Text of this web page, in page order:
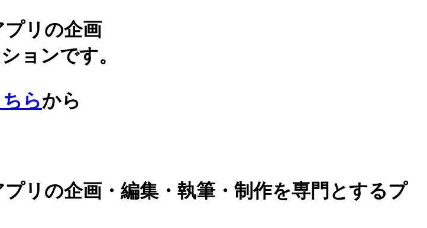
リの企画
ョンです。
らから
リの企画・編集・執筆・制作を専門とするプ